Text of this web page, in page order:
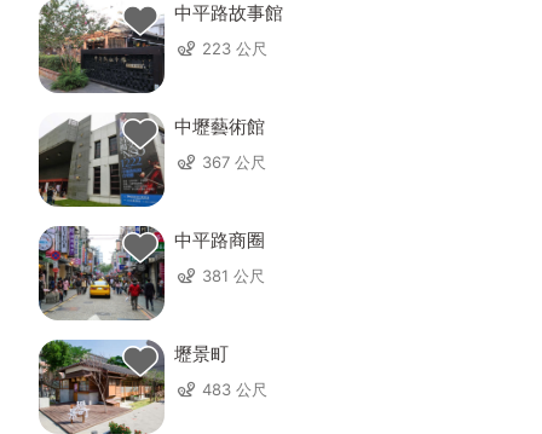
中平路故事館
223 公尺
中壢藝術館
367 公尺
中平路商圈
381 公尺
壢景町
483 公尺